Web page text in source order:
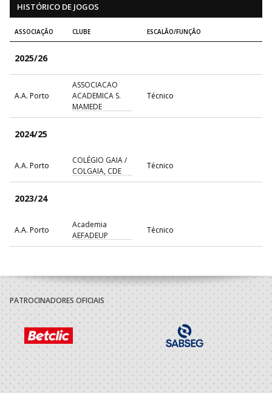
HISTÓRICO DE JOGOS
ASSOCIAÇÃO CLUBE ESCALÃO/FUNÇÃO
2025/26
A.A. Porto
ASSOCIACAO
ACADEMICA S.
MAMEDE
Técnico
2024/25
A.A. Porto
COLÉGIO GAIA /
COLGAIA, CDE
Técnico
2023/24
A.A. Porto
Academia
AEFADEUP
Técnico
PATROCINADORES OFICIAIS